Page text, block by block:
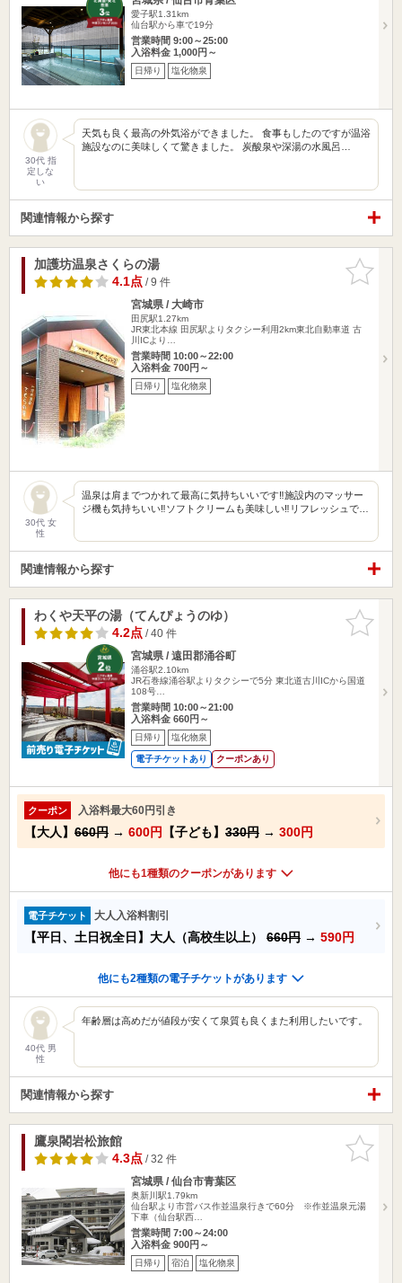
愛子駅1.31km
仙台駅から車で19分
営業時間 9:00～25:00
入浴料金 1,000円～
日帰り 塩化物泉
30代 指
定しな
い
天気も良く最高の外気浴ができました。 食事もしたのですが温浴
施設なのに美味しくて驚きました。 炭酸泉や深湯の水風呂…
関連情報から探す
お気に入
りに追加
加護坊温泉さくらの湯
4.1点/ 9 件
宮城県 / 大崎市
田尻駅1.27km
JR東北本線 田尻駅よりタクシー利用2km東北自動車道 古
川ICより…
営業時間 10:00～22:00
入浴料金 700円～
日帰り 塩化物泉
30代 女
性
温泉は肩までつかれて最高に気持ちいいです‼︎施設内のマッサー
ジ機も気持ちいい‼︎ソフトクリームも美味しい‼︎リフレッシュで…
関連情報から探す
お気に入
りに追加
わくや天平の湯（てんぴょうのゆ）
4.2点/ 40 件
宮城県 / 遠田郡涌谷町
涌谷駅2.10km
JR石巻線涌谷駅よりタクシーで5分 東北道古川ICから国道
108号…
営業時間 10:00～21:00
入浴料金 660円～
日帰り 塩化物泉
電子チケットあり クーポンあり
クーポン 入浴料最大60円引き
【大人】 660円 → 600円 【子ども】 330円 → 300円
他にも1種類のクーポンがあります
電子チケット 大人入浴料割引
【平日、土日祝全日】大人（高校生以上） 660円 → 590円
他にも2種類の電子チケットがあります
40代 男
性
年齢層は高めだが値段が安くて泉質も良くまた利用したいです。
関連情報から探す
お気に入
りに追加
鷹泉閣岩松旅館
4.3点/ 32 件
宮城県 / 仙台市青葉区
奥新川駅1.79km
仙台駅より市営バス作並温泉行きで60分 ※作並温泉元湯
下車（仙台駅西…
営業時間 7:00～24:00
入浴料金 900円～
日帰り 宿泊 塩化物泉